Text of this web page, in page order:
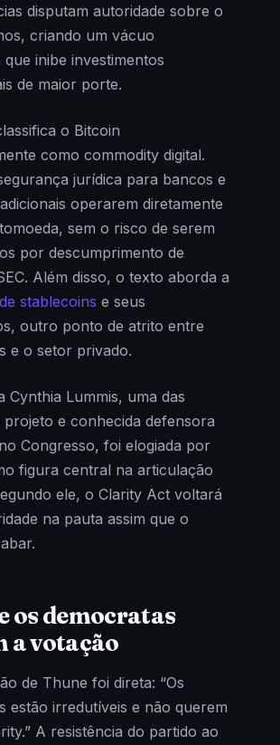
disputam autoridade sobre o
criando um vácuo
inibe investimentos
de maior porte.
o Bitcoin
como commodity digital.
jurídica para bancos e
operarem diretamente
sem o risco de serem
por descumprimento de
Além disso, o texto aborda a
stablecoins e seus
outro ponto de atrito entre
e o setor privado.
Cynthia Lummis, uma das
e conhecida defensora
Congresso, foi elogiada por
figura central na articulação
ele, o Clarity Act voltará
na pauta assim que o
os democratas
a votação
de Thune foi direta: “Os
estão irredutíveis e não querem
A resistência do partido ao